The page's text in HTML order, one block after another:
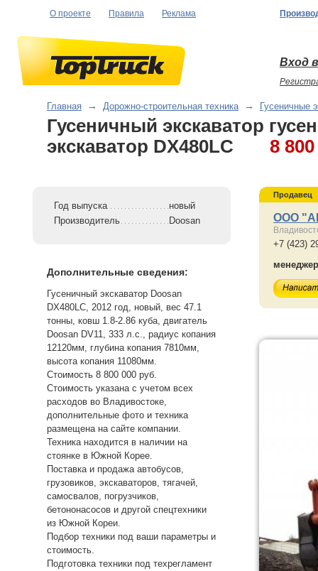
О проекте Правила Реклама
Вход
Главная → Дорожно-строительная техника → Гусеничные
Гусеничный экскаватор
экскаватор DX480LC
8
Год выпуска
новый
Производитель
Doosan
Дополнительные сведения:
Гусеничный экскаватор Doosan
DX480LC, 2012 год, новый, вес 47.1
тонны, ковш 1.8-2.86 куба, двигатель
Doosan DV11, 333 л.с., радиус копания
12120мм, глубина копания 7810мм,
высота копания 11080мм.
Стоимость 8 800 000 руб.
Стоимость указана с учетом всех
расходов во Владивостоке,
дополнительные фото и техника
размещена на сайте компании.
Техника находится в наличии на
стоянке в Южной Корее.
Поставка и продажа автобусов,
грузовиков, экскаваторов, тягачей,
самосвалов, погрузчиков,
бетононасосов и другой спецтехники
из Южной Кореи.
Подбор техники под ваши параметры и
стоимость.
Подготовка техники под техрегламент
Продавец
ООО
+7 (423)
менеджер